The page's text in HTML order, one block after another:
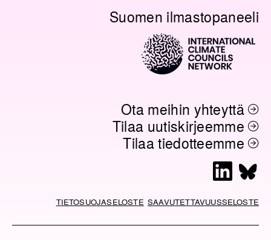
Suomen ilmastopaneeli
Ota meihin yhteyttä
Tilaa uutiskirjeemme
Tilaa tiedotteemme
L
n
k
u
e
TIETOSUOJASELOSTE SAAVUTETTAVUUSSELOSTE